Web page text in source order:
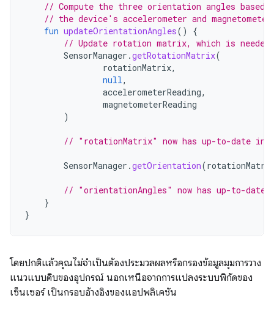
// Compute the three orientation angles based
// the device's accelerometer and
fun updateOrientationAngles()
{
// Update rotation matrix, which is
SensorManager .getRotationMatrix(
rotationMatrix,
null,
accelerometerReading,
magnetometerReading
)
// "rotationMatrix" now has up-to-date
SensorManager .getOrientation(
// "orientationAngles" now has up-to-date
}
}
โดยปกติแล้วคุณไม่จำเป็นต้องประมวลผลหรือกรองข้อมูลมุมการวาง
แนวแบบดิบของอุปกรณ์ นอกเหนือจากการแปลงระบบพิกัดของ
เซ็นเซอร์ เป็นกรอบอ้างอิงของแอปพลิเคชัน